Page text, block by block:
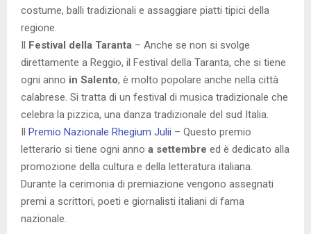
costume, balli tradizionali e assaggiare piatti tipici della
regione.
Il Festival della Taranta – Anche se non si svolge
direttamente a Reggio, il Festival della Taranta, che si tiene
ogni anno in Salento, è molto popolare anche nella città
calabrese. Si tratta di un festival di musica tradizionale che
celebra la pizzica, una danza tradizionale del sud Italia.
Il Premio Nazionale Rhegium Julii – Questo premio
letterario si tiene ogni anno a settembre ed è dedicato alla
promozione della cultura e della letteratura italiana.
Durante la cerimonia di premiazione vengono assegnati
premi a scrittori, poeti e giornalisti italiani di fama
nazionale.